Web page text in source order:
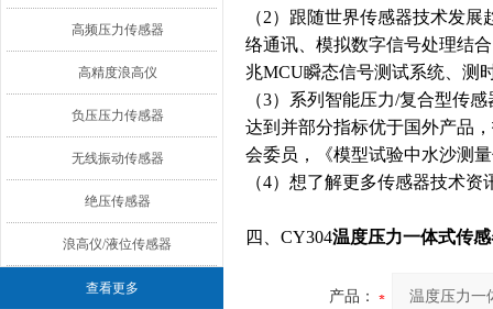
高频压力传感器
高精度浪高仪
负压压力传感器
无线振动传感器
绝压传感器
浪高仪/液位传感器
查看更多
（2）跟随世界传感器技术发
络通讯、模拟数字信号处理结
兆MCU瞬态信号测试系统、测
（3）系列智能压力/复合型传
达到并部分指标优于国外产品
会委员，《模型试验中水沙测
（4）想了解更多传感器技术
四、CY304温度压力一体式传
产品：